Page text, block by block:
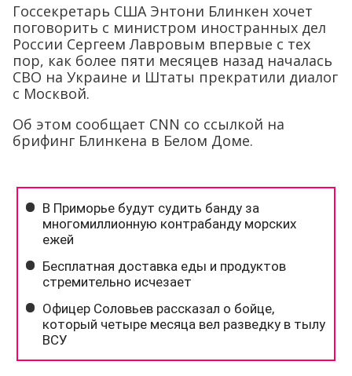
Госсекретарь США Энтони Блинкен хочет
поговорить с министром иностранных дел
России Сергеем Лавровым впервые с тех
пор, как более пяти месяцев назад началась
СВО на Украине и Штаты прекратили диалог
с Москвой.
Об этом сообщает CNN со ссылкой на
брифинг Блинкена в Белом Доме.